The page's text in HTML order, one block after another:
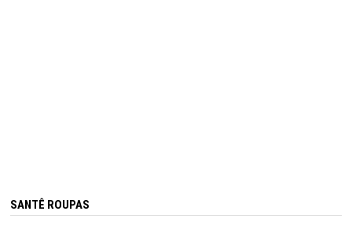
SANTÊ ROUPAS